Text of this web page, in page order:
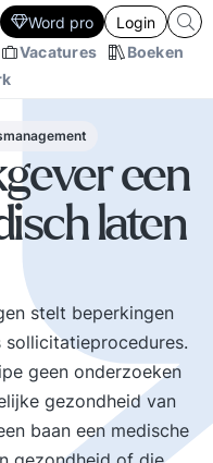
Vacatures
Boeken
Word pro Login
een
laten
stelt beperkingen
sollicitatieprocedures.
geen onderzoeken
gezondheid van
baan een medische